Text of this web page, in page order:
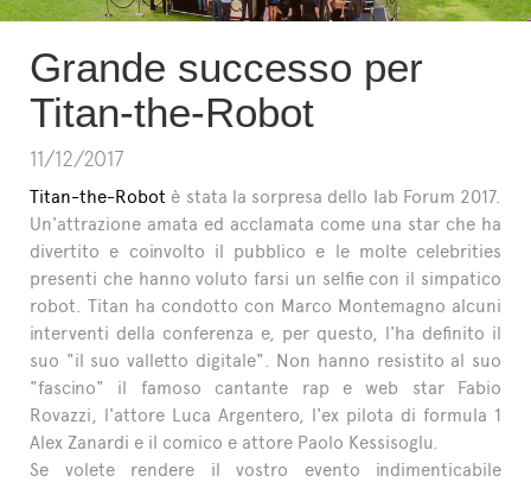
MEDIA
NEWSLETTER
CONTATTI
Grande successo per
Titan-the-Robot
11/12/2017
Titan-the-Robot è stata la sorpresa dello Iab Forum 2017.
Un'attrazione amata ed acclamata come una star che ha
divertito e coinvolto il pubblico e le molte celebrities
presenti che hanno voluto farsi un selfie con il simpatico
robot. Titan ha condotto con Marco Montemagno alcuni
interventi della conferenza e, per questo, l'ha definito il
suo "il suo valletto digitale". Non hanno resistito al suo
"fascino" il famoso cantante rap e web star Fabio
Rovazzi, l'attore Luca Argentero, l'ex pilota di formula 1
Alex Zanardi e il comico e attore Paolo Kessisoglu.
Se volete rendere il vostro evento indimenticabile